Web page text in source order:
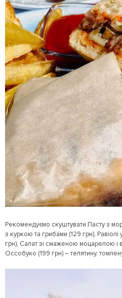
Рекомендуємо скуштувати Пасту з
з куркою та грибами (129 грн),
грн), Салат зі смаженою моцарелою і
Оссобуко (199 грн) – телятину,